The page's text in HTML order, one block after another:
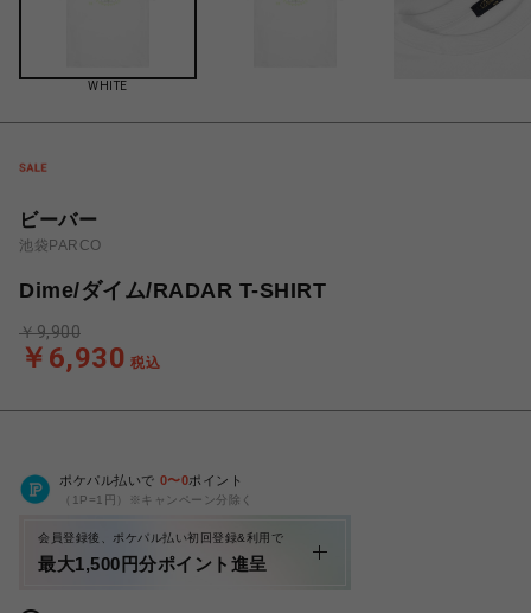
WHITE
ビーバー
池袋PARCO
Dime/ダイム/RADAR T-SHIRT
￥6,930 税込
￥9,900
ポケパル払いで 0〜0ポイント
（1P=1円）※キャンペーン分除く
会員登録後、ポケパル払い初回登録&利用で
最大1,500円分ポイント進呈